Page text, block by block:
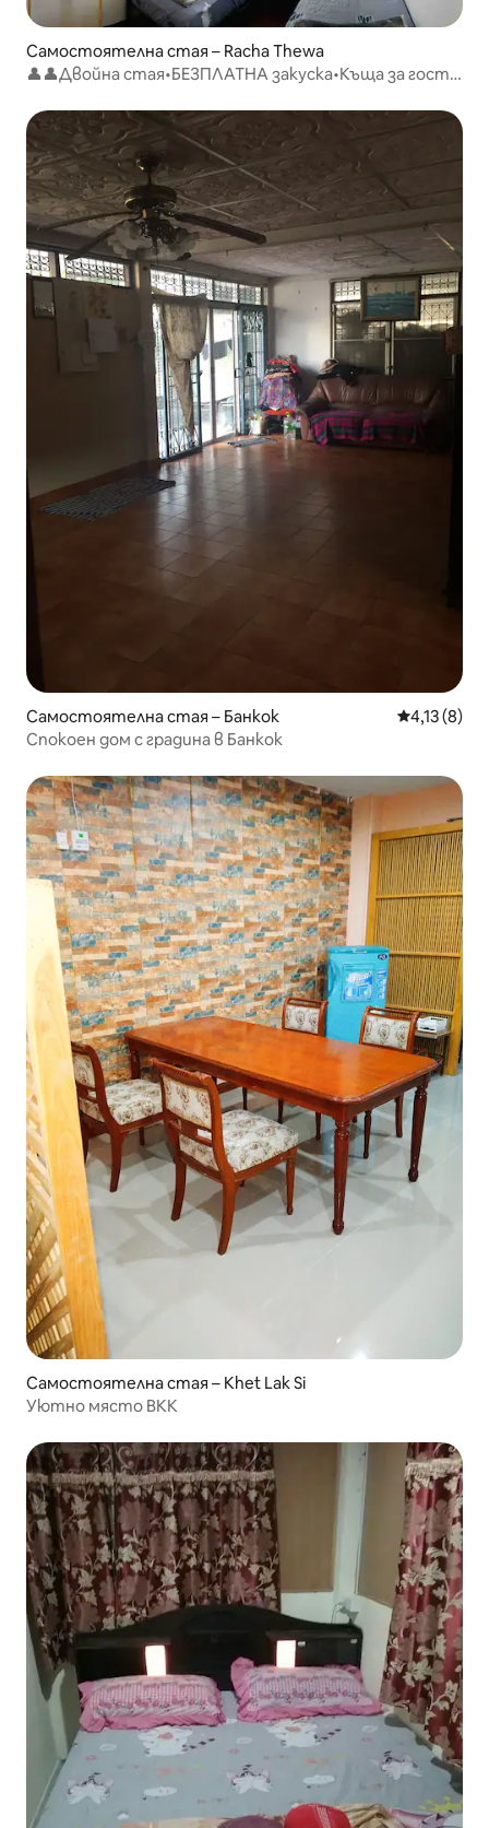
Самостоятелна стая – Racha Thewa
👤👤Двойна стая•БЕЗПЛАТНА закуска•Къща за гости
Самостоятелна стая – Банкок Средна
4,13 (8)
Спокоен дом с градина в Банкок
Самостоятелна стая – Khet Lak Si
Уютно място BKK